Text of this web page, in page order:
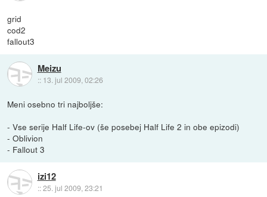
grid
cod2
fallout3
Meizu
:: 13. jul 2009, 02:26
Meni osebno tri najboljše:
- Vse serije Half Life-ov (še posebej Half Life 2 in obe epizodi)
- Oblivion
- Fallout 3
izi12
::25. jul 2009, 23:21